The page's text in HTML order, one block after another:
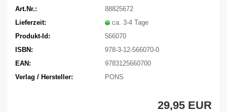
Art.Nr.:
88825672
Lieferzeit:
ca. 3-4 Tage
Produkt-Id:
566070
ISBN:
978-3-12-566070-0
EAN:
9783125660700
Verlag / Hersteller:
PONS
29,95 EUR